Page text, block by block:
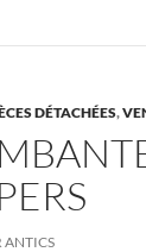
DÉTACHÉES,
ANTICS